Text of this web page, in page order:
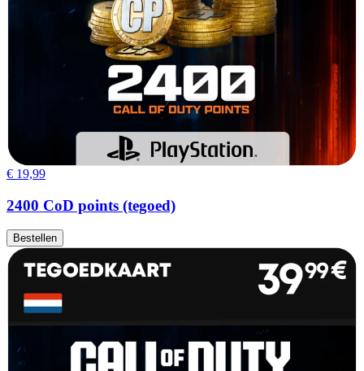
€ 19,99
2400 CoD points (tegoed)
Bestellen